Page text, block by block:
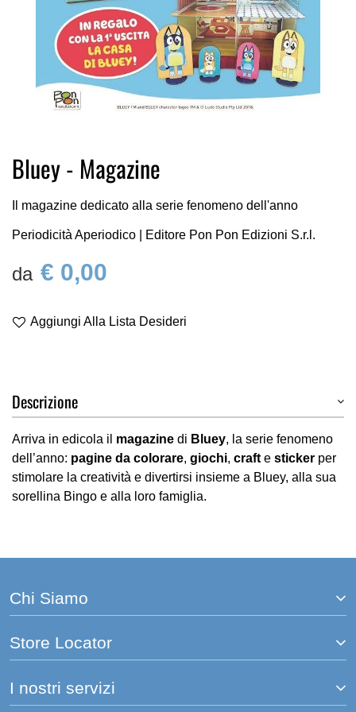
all'inizio
galleria
immagini
Bluey - Magazine
Il magazine dedicato alla serie fenomeno dell'anno
Periodicità Aperiodico | Editore Pon Pon Edizioni S.r.l.
€ 0,00
Aggiungi Alla Lista Desideri
Descrizione
Arriva in edicola il magazine di Bluey, la serie fenomeno
dell’anno: pagine da colorare, giochi, craft e sticker per
stimolare la creatività e divertirsi insieme a Bluey, alla sua
sorellina Bingo e alla loro famiglia.
Chi Siamo
Store Locator
I nostri servizi